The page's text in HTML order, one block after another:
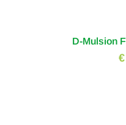
D-Mulsion